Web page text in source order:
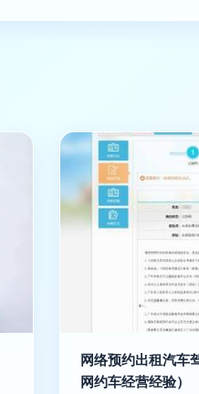
网络预约出租汽车
网约车经营经验）